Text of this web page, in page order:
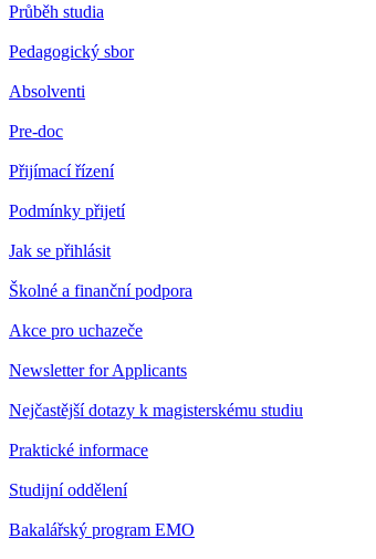
Průběh studia
Pedagogický sbor
Absolventi
Pre-doc
Přijímací řízení
Podmínky přijetí
Jak se přihlásit
Školné a finanční podpora
Akce pro uchazeče
Newsletter for Applicants
Nejčastější dotazy k magisterskému studiu
Praktické informace
Studijní oddělení
Bakalářský program EMO